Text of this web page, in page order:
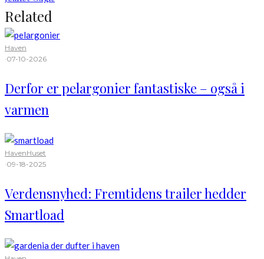
Related
Haven
·07-10-2026
Derfor er pelargonier fantastiske – også i
varmen
HavenHuset
·09-18-2025
Verdensnyhed: Fremtidens trailer hedder
Smartload